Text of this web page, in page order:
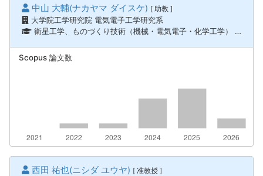
中山 大輔(ナカヤマ ダイスケ) [ 助教 ]
大学院工学研究院 電気電子工学研究系
衛星工学、ものづくり技術（機械・電気電子・化学工学） / 通信工学
Scopus 論文数
西田 祐也(ニシダ ユウヤ) [ 准教授 ]